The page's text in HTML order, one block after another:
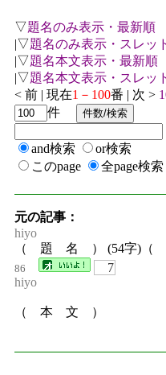
▽題名のみ表示・最新順
|▽題名のみ表示・スレッ
|▽題名本文表示・最新順
|▽題名本文表示・スレッ
< 前 | 現在1－100番 | 次 >
件
and検索
or検索
このpage
全page検索
元の記事：
hiyo
（ 題 名 ） (54字)
86
7
hiyo
（ 本 文 ）